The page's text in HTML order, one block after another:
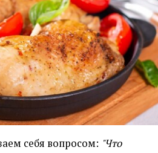
себя вопросом: "Что